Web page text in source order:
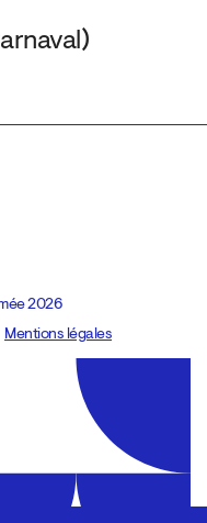
2026
Mentions légales